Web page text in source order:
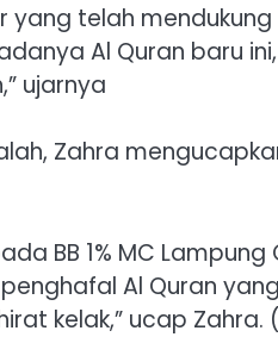
yang telah
Al Quran baru
ujarnya
Zahra
BB 1% MC
Al Quran
kelak,” ucap Zahra.